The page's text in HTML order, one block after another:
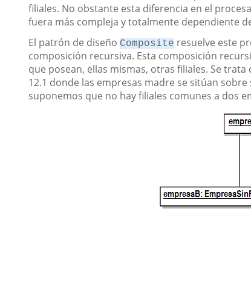
filiales. No obstante esta diferencia en el
fuera más compleja y totalmente dependiente
El patrón de diseño Composite resuelve este
composición recursiva. Esta composición
que posean, ellas mismas, otras filiales. Se
12.1 donde las empresas madre se sitúan
suponemos que no hay filiales comunes a dos